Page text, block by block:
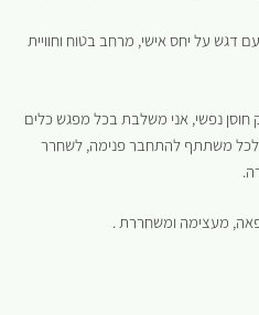
דגש על יחס אישי, מרחב בטוח וחוויית
נפשי, אני משלבת בכל מפגש כלים
לכל משתתף להתחבר פנימה, לשחרר
מעצימה ומשחררת .